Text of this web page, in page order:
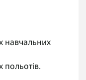
навчальних